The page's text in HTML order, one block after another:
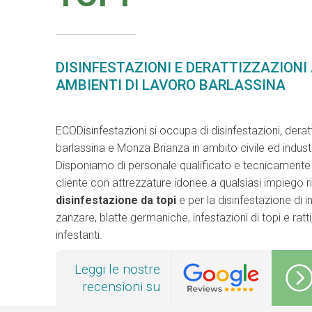
DISINFESTAZIONI E DERATTIZZAZIONI
AMBIENTI DI LAVORO BARLASSINA
ECODisinfestazioni si occupa di disinfestazioni,
barlassina e Monza Brianza in ambito civile ed
Disponiamo di personale qualificato e tecnicamente
cliente con attrezzature idonee a qualsiasi impiego
disinfestazione da topi e per la disinfestazione di
zanzare, blatte germaniche, infestazioni di topi e
infestanti.
Leggi le nostre
recensioni su